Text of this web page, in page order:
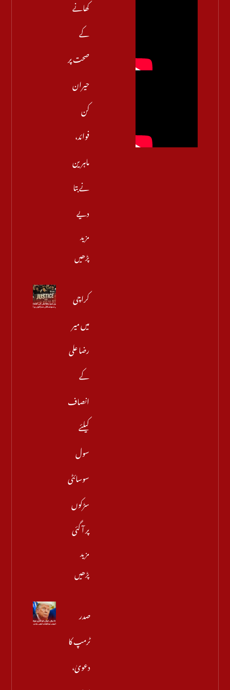
کھانے
کے
صحت پر
حیران
کن
فوائد،
ماہرین
نے بتا
دیے
مزید
پڑھیں
کراچی
میں میر
رضا علی
کے
انصاف
کیلئے
سول
سوسائٹی
سڑکوں
پر آ گئی
مزید
پڑھیں
صدر
ٹرمپ کا
دعویٰ،